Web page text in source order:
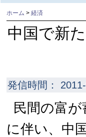
ホーム > 経済
中国で新
発信時間：
民間の富
に伴い、中